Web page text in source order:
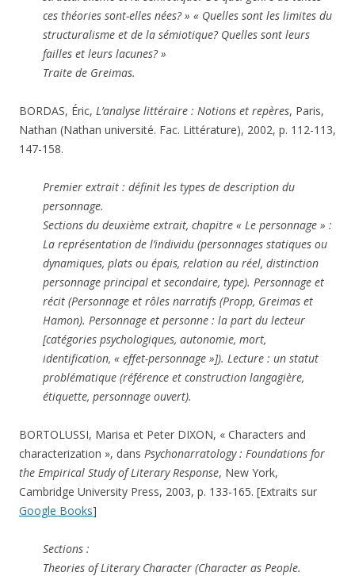
ces théories sont-elles nées? » « Quelles sont les limites du
structuralisme et de la sémiotique? Quelles sont leurs
failles et leurs lacunes? »
Traite de Greimas.
BORDAS, Éric, L’analyse littéraire : Notions et repères, Paris,
Nathan (Nathan université. Fac. Littérature), 2002, p. 112-113,
147-158.
Premier extrait : définit les types de description du
personnage.
Sections du deuxième extrait, chapitre « Le personnage » :
La représentation de l’individu (personnages statiques ou
dynamiques, plats ou épais, relation au réel, distinction
personnage principal et secondaire, type). Personnage et
récit (Personnage et rôles narratifs (Propp, Greimas et
Hamon). Personnage et personne : la part du lecteur
[catégories psychologiques, autonomie, mort,
identification, « effet-personnage »]). Lecture : un statut
problématique (référence et construction langagière,
étiquette, personnage ouvert).
BORTOLUSSI, Marisa et Peter DIXON, « Characters and
characterization », dans Psychonarratology : Foundations for
the Empirical Study of Literary Response, New York,
Cambridge University Press, 2003, p. 133-165. [Extraits sur
Google Books]
Sections :
Theories of Literary Character (Character as People.